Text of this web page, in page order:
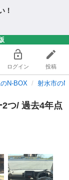
！
ログイン 投稿
N-BOX 射水市の
つ/ 過去4年点